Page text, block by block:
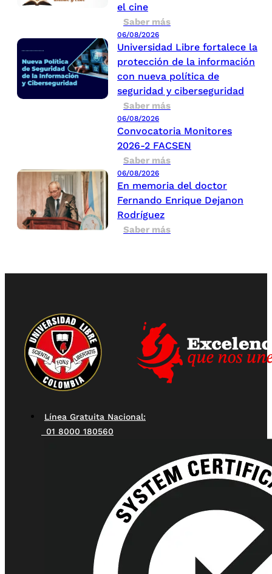
el cine
Saber más
06/08/2026
Universidad Libre fortalece la
protección de la información
con nueva política de
seguridad y ciberseguridad
Saber más
06/08/2026
Convocatoria Monitores
2026-2 FACSEN
Saber más
06/08/2026
En memoria del doctor
Fernando Enrique Dejanon
Rodríguez
Saber más
Línea Gratuita Nacional:
01 8000 180560